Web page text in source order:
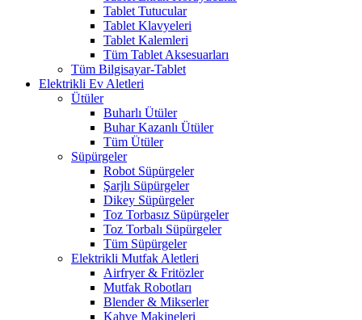
Tablet Tutucular
Tablet Klavyeleri
Tablet Kalemleri
Tüm Tablet Aksesuarları
Tüm Bilgisayar-Tablet
Elektrikli Ev Aletleri
Ütüler
Buharlı Ütüler
Buhar Kazanlı Ütüler
Tüm Ütüler
Süpürgeler
Robot Süpürgeler
Şarjlı Süpürgeler
Dikey Süpürgeler
Toz Torbasız Süpürgeler
Toz Torbalı Süpürgeler
Tüm Süpürgeler
Elektrikli Mutfak Aletleri
Airfryer & Fritözler
Mutfak Robotları
Blender & Mikserler
Kahve Makineleri